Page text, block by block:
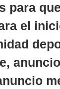
para
el